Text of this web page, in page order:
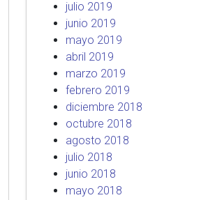
julio 2019
junio 2019
mayo 2019
abril 2019
marzo 2019
febrero 2019
diciembre 2018
octubre 2018
agosto 2018
julio 2018
junio 2018
mayo 2018